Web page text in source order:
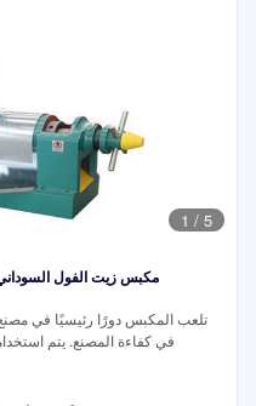
1 / 5
مكبس زيت الفول
تلعب المكبس دورًا رئيسيًا في
في كفاءة المصنع. يتم